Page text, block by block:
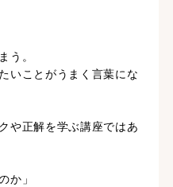
う。
いことがうまく言葉にな
や正解を学ぶ講座ではあ
か」